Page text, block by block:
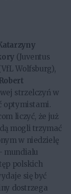
(Juventus
Wolfsburg),
strzelczyń w
optymistami.
liczyć, że już
mogli trzymać
w niedzielę
mundialu
polskich
się być
dostrzega